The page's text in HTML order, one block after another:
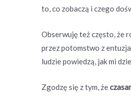
to, co zobaczą i czego
Obserwuję też często, że
przez potomstwo z
ludzie powiedzą, jak mi
Zgodzę się z tym, że